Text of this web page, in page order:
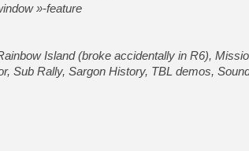
[Mo5] Brickboy cherche à
[GK] Minecraft et ses «
[GK] Beast of
[GK] Ubisoft : fin de partie
[GK] Mémoire cash -
[GK] Dan Houser (GTA)
[GK] Comment EA Sports
[GK] Crimson Moon : un
[GK] Isle of Reveries : le
[GK] Moonlighter 2 : The
[GK] Capcom relance
»-feature
Island (broke accidentally in R6),
Sub Rally, Sargon History, TBL demos,